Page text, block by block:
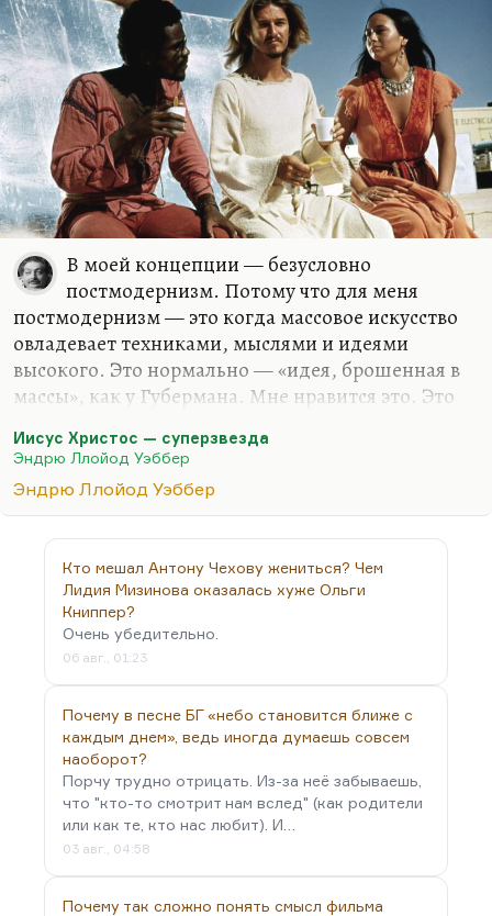
картасаровских «Слюней дьявола». Я не люблю в
нём самолюбования (ну, это бог…
В моей концепции — безусловно
постмодернизм. Потому что для меня
постмодернизм — это когда массовое искусство
овладевает техниками, мыслями и идеями
высокого. Это нормально — «идея, брошенная в
массы», как у Губермана. Мне нравится это. Это
плывёт…» Феллини — это модернизм, а
«Титаник» Кэмерона — это постмодернизм; это
«И корабль плывёт…», поставленный на широкую
примитивным смыслом и без носорога. Вот так и
здесь. Антониони — модернизм, Вендерс —
постмодернизм. Было очень интересно, когда
Вендерс работал вместе с Антониони в фильме
«За облаками». Мне интересно было, что́
победит. Победил Антониони,…
Иисус Христос — суперзвезда
Эндрю Ллойод Уэббер
Эндрю Ллойод Уэббер
Кто мешал Антону Чехову жениться? Чем
Лидия Мизинова оказалась хуже Ольги
Книппер?
Очень убедительно.
06 авг., 01:23
Почему в песне БГ «небо становится ближе с
каждым днем», ведь иногда думаешь совсем
наоборот?
Порчу трудно отрицать. Из-за неё забываешь,
что "кто-то смотрит нам вслед" (как родители
или как те, кто нас любит). И…
03 авг., 04:58
Почему так сложно понять смысл фильма